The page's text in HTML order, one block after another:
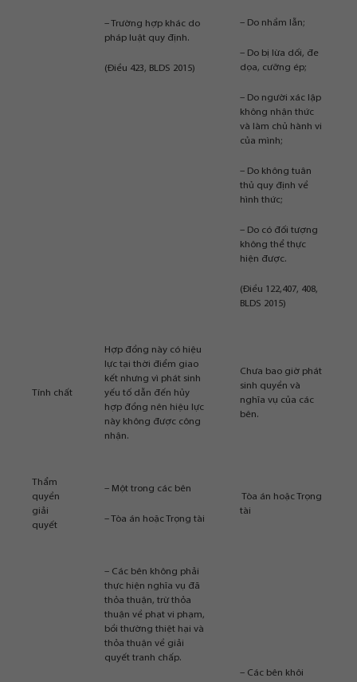
– Trường hợp khác do
pháp luật quy định.
(Điều 423, BLDS 2015)
– Do nhầm lẫn;
– Do bị lừa dối, đe
dọa, cưỡng ép;
– Do người xác lập
không nhận thức
và làm chủ hành vi
của mình;
– Do không tuân
thủ quy định về
hình thức;
– Do có đối tượng
không thể thực
hiện được.
(Điều 122,407, 408,
BLDS 2015)
Tính chất
Hợp đồng này có hiệu
lực tại thời điểm giao
kết nhưng vì phát sinh
yếu tố dẫn đến hủy
hợp đồng nên hiệu lực
này không được công
nhận.
Chưa bao giờ phát
sinh quyền và
nghĩa vụ của các
bên.
Thẩm
quyền
giải
quyết
– Một trong các bên
– Tòa án hoặc Trọng tài
Tòa án hoặc Trọng
tài
– Các bên không phải
thực hiện nghĩa vụ đã
thỏa thuận, trừ thỏa
thuận về phạt vi phạm,
bồi thường thiệt hại và
thỏa thuận về giải
quyết tranh chấp.
– Các bên khôi